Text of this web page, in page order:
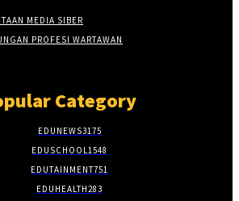
MEDIA SIBER
PROFESI WARTAWAN
Category
EDUNEWS3175
EDUSCHOOL 1548
EDUTAINMENT751
EDUHEALTH283